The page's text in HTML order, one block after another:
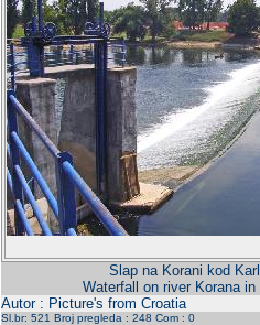
Slap na Korani kod
Waterfall on river Korana
Autor : Picture's from Croatia
Sl.br: 521 Broj pregleda : 248 Com : 0